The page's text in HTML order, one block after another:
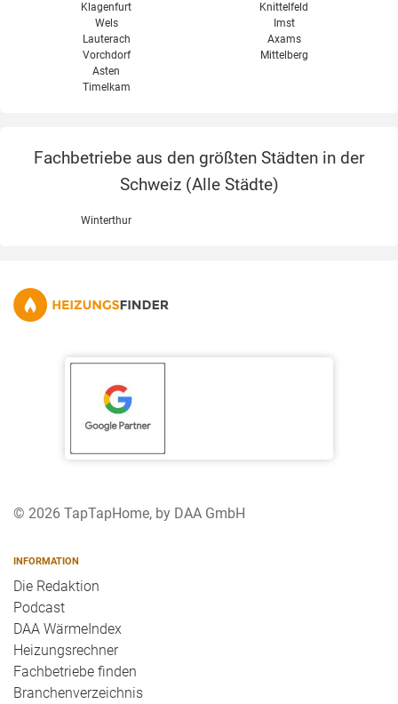
Klagenfurt
Wels
Knittelfeld
Imst
Lauterach
Vorchdorf
Asten
Timelkam
Axams
Mittelberg
Fachbetriebe aus den größten Städten in der
Schweiz (Alle Städte)
Winterthur
© 2026 TapTapHome, by DAA GmbH
INFORMATION
Die Redaktion
Podcast
DAA WärmeIndex
Heizungsrechner
Fachbetriebe finden
Branchenverzeichnis